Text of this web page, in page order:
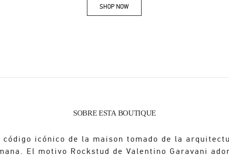
SHOP NOWLink Opens in New Tab
SOBRE ESTA BOUTIQUE
código icónico de la maison tomado de la
El motivo Rockstud de Valentino Garavani